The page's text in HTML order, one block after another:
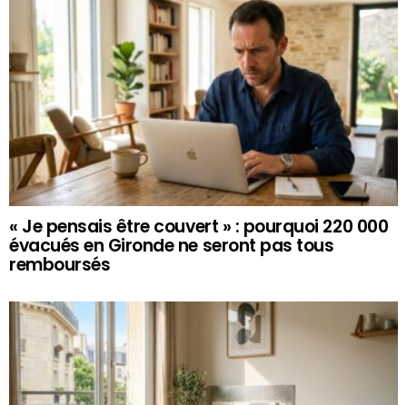
« Je pensais être couvert » : pourquoi 220 000
évacués en Gironde ne seront pas tous
remboursés